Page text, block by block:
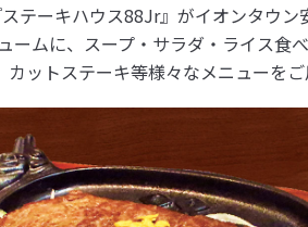
テーキハウス88Jr』がイオンタウン
ムに、スープ・サラダ・ライス食べ
ットステーキ等様々なメニューをご